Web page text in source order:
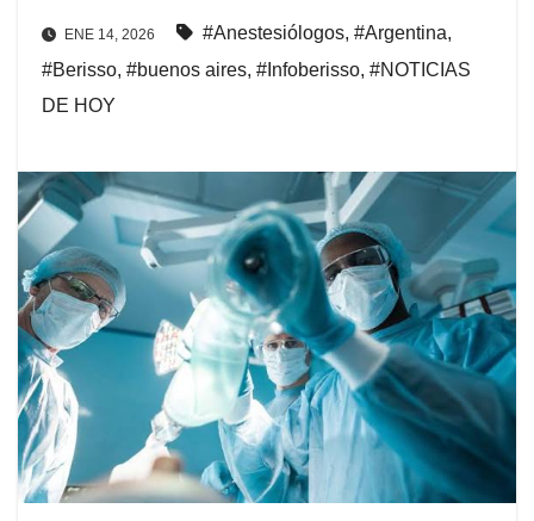
ENE 14, 2026 #Anestesiólogos, #Argentina,
#Berisso, #buenos aires, #Infoberisso, #NOTICIAS
DE HOY